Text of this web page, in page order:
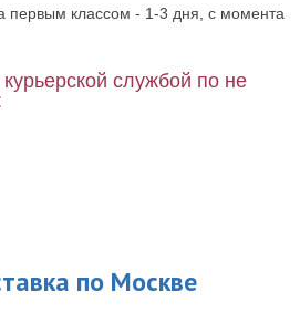
первым классом - 1-3 дня, с момента
службой по не
по Москве